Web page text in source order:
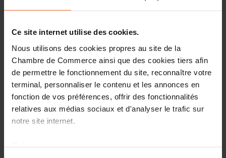
Ce site internet utilise des cookies.
Nous utilisons des cookies propres au site de la
Chambre de Commerce ainsi que des cookies tiers afin
de permettre le fonctionnement du site, reconnaître votre
terminal, personnaliser le contenu et les annonces en
fonction de vos préférences, offrir des fonctionnalités
relatives aux médias sociaux et d'analyser le trafic sur
notre site internet.
marche pour les cinq années à venir. IDEA propose une
série de blogs pour analyser quelques-uns des points
saillants de l’accord de coalition 2023-2028. Cinquième
volet de cette série : Le pari photovoltaïque.
L’attrait pour les installations photovoltaïques est
manifeste en lisant le volet consacré à l’environnement, à